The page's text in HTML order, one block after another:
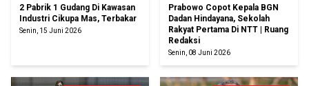
2 Pabrik 1 Gudang Di Kawasan
Industri Cikupa Mas, Terbakar
Senin, 15 Juni 2026
Prabowo Copot Kepala BGN
Dadan Hindayana, Sekolah
Rakyat Pertama Di NTT | Ruang
Redaksi
Senin, 08 Juni 2026